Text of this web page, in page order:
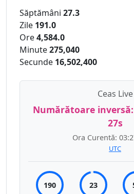
Săptămâni 27.3
Zile 191.0
Ore4,584.0
Minute275,040
Secunde 16,502,400
Ceas Live
Numărătoare inversă:
27s
Ora Curentă:
UTC
190 23